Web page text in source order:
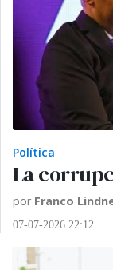
Política
La
por Franco
07-07-2026 22:12